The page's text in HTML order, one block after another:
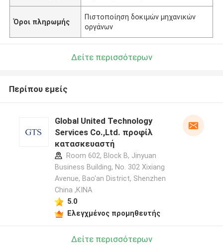
Όροι πληρωμής
Πιστοποίηση δοκιμών μηχανικών
οργάνων
Δείτε περισσότερων
Περίπου εμείς
Global United Technology
Services Co.,Ltd. προφίλ
κατασκευαστή
Room 602, Block B, Jinyuan
Business Building, No. 302 Xixiang
Avenue, Bao'an District, Shenzhen
China ,ΚΙΝΑ
5.0
Ελεγχμένος προμηθευτής
Δείτε περισσότερων